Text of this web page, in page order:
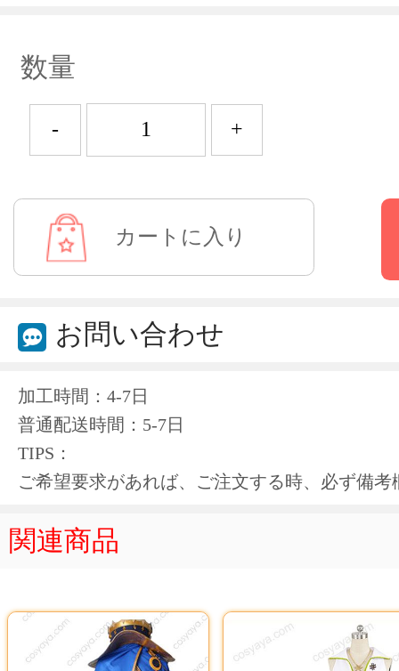
数量
- +
お問い合わせ
加工時間：4-7日
普通配送時間：5-7日
TIPS：
ご希望要求があれば、ご注文する時、必ず備
関連商品